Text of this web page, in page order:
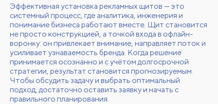
Эффективная установка рекламных щитов — это
системный процесс, где аналитика, инженерия и
понимание бизнеса работают вместе. Щит становится
не просто конструкцией, а точкой входа в офлайн-
воронку: он привлекает внимание, направляет поток и
усиливает узнаваемость бренда. Когда решение
принимается осознанно и с учётом долгосрочной
стратегии, результат становится прогнозируемым.
Чтобы обсудить задачу и выбрать оптимальный
подход, достаточно оставить заявкуи начать с
правильного планирования.